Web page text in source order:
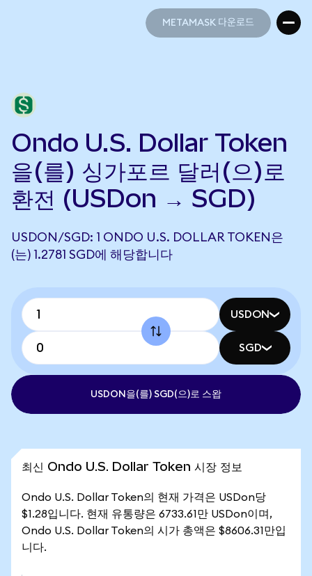
METAMASK 다운로드
Ondo U.S. Dollar Token
을(를) 싱가포르 달러(으)로
환전 (USDon → SGD)
USDON/SGD: 1 ONDO U.S. DOLLAR TOKEN은
(는) 1.2781 SGD에 해당합니다
USDON
SGD
USDON을(를) SGD(으)로 스왑
최신 Ondo U.S. Dollar Token 시장 정보
Ondo U.S. Dollar Token의 현재 가격은 USDon당
$1.28입니다. 현재 유통량은 6733.61만 USDon이며,
Ondo U.S. Dollar Token의 시가 총액은 $8606.31만입
니다.